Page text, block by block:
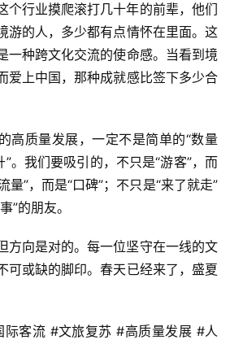
个行业摸爬滚打几十年的前辈，他们
游的人，多少都有点情怀在里面。这
一种跨文化交流的使命感。当看到境
爱上中国，那种成就感比签下多少合
高质量发展，一定不是简单的“数量
”。我们要吸引的，不只是“游客”，而
量”，而是“口碑”；不只是“来了就走”
”的朋友。
方向是对的。每一位坚守在一线的文
可或缺的脚印。春天已经来了，盛夏
客流 #文旅复苏 #高质量发展 #人